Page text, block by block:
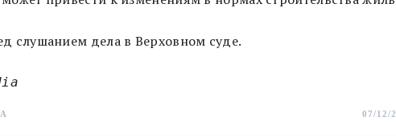
слушанием дела в Верховном суде.
07/12/